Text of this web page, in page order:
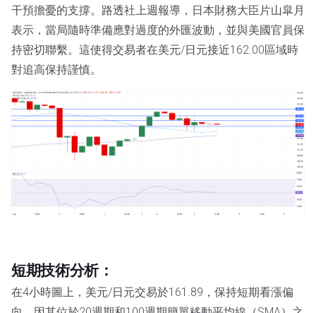
干預擔憂的支撐。路透社上週報導，日本財務大臣片山皐月
表示，當局隨時準備應對過度的外匯波動，並與美國官員保
持密切聯繫。這使得交易者在美元/日元接近162.00區域時
對追高保持謹慎。
短期技術分析：
在4小時圖上，美元/日元交易於161.89，保持短期看漲偏